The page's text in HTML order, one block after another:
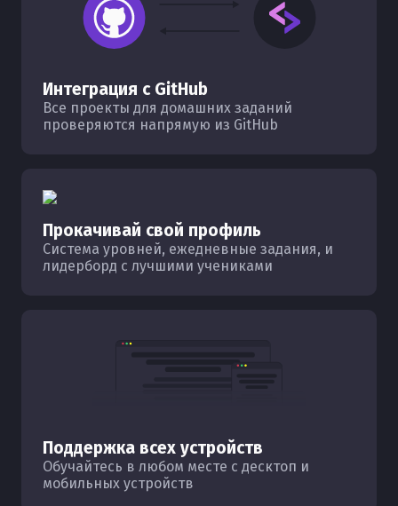
Интеграция с GitHub
Все проекты для домашних заданий
проверяются напрямую из GitHub
Прокачивай свой профиль
Система уровней, ежедневные задания, и
лидерборд с лучшими учениками
Поддержка всех устройств
Обучайтесь в любом месте с десктоп и
мобильных устройств